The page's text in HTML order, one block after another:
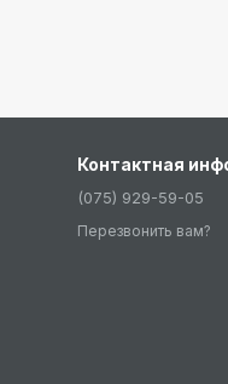
Контактная
(075) 929-59-05
Перезвонить вам?